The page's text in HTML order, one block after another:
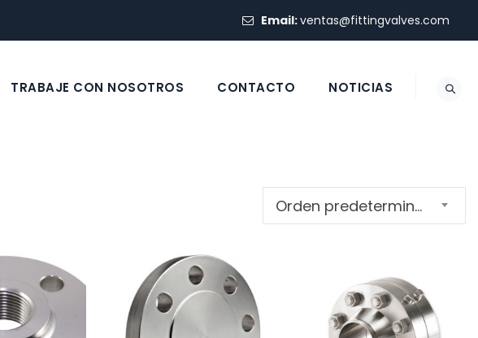
Email:ventas@fittingvalves.com
TRABAJE CON NOSOTROS CONTACTO NOTICIAS
Orden predeterminado